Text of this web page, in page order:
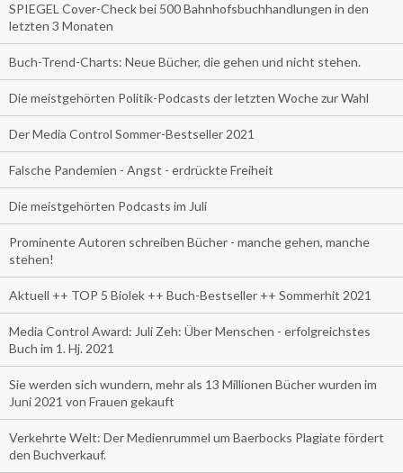
SPIEGEL Cover-Check bei 500 Bahnhofsbuchhandlungen in den
letzten 3 Monaten
Buch-Trend-Charts: Neue Bücher, die gehen und nicht stehen.
Die meistgehörten Politik-Podcasts der letzten Woche zur Wahl
Der Media Control Sommer-Bestseller 2021
Falsche Pandemien - Angst - erdrückte Freiheit
Die meistgehörten Podcasts im Juli
Prominente Autoren schreiben Bücher - manche gehen, manche
stehen!
Aktuell ++ TOP 5 Biolek ++ Buch-Bestseller ++ Sommerhit 2021
Media Control Award: Juli Zeh: Über Menschen - erfolgreichstes
Buch im 1. Hj. 2021
Sie werden sich wundern, mehr als 13 Millionen Bücher wurden im
Juni 2021 von Frauen gekauft
Verkehrte Welt: Der Medienrummel um Baerbocks Plagiate fördert
den Buchverkauf.